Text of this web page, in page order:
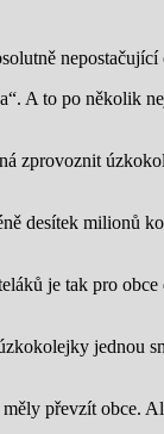
nepostačující
A to po několik
zprovoznit
desítek milionů
je tak pro obce
jednou
převzít obce.